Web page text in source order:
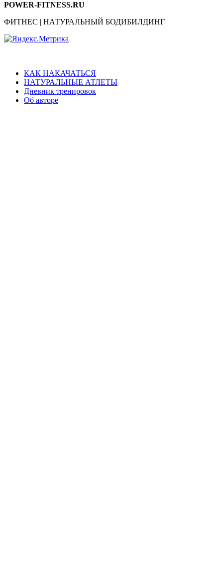
POWER-FITNESS.RU
ФИТНЕС | НАТУРАЛЬНЫЙ БОДИБИЛДИНГ
КАК НАКАЧАТЬСЯ
НАТУРАЛЬНЫЕ АТЛЕТЫ
Дневник тренировок
Об авторе